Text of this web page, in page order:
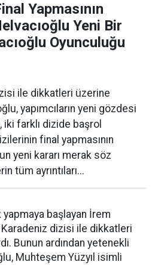
Yapmasının
Yeni Bir
Oyunculuğu
ile dikkatleri üzerine
yapımcıların yeni gözdesi
farklı dizide başrol
final yapmasının
yeni kararı merak söz
tüm ayrıntıları...
yapmaya başlayan İrem
Karadeniz dizisi ile dikkatleri
Bunun ardından yetenekli
Muhteşem Yüzyıl isimli